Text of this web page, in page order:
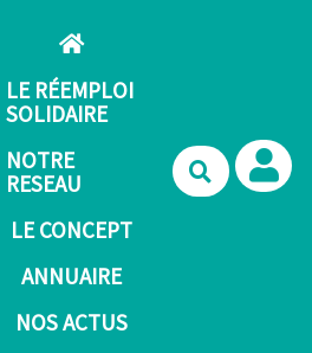
LE RÉEMPLOI
SOLIDAIRE
NOTRE
RESEAU
LE CONCEPT
ANNUAIRE
NOS ACTUS